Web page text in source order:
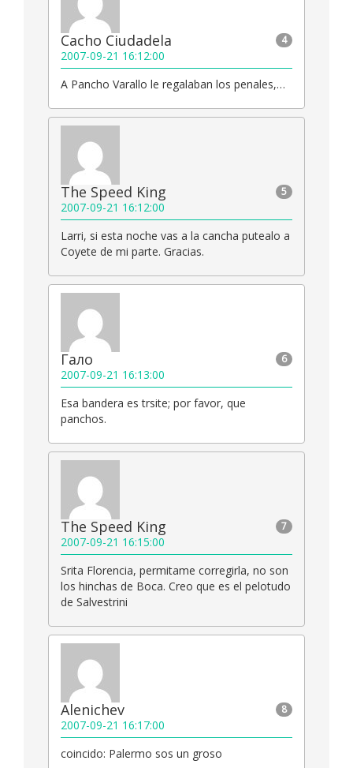
4
Cacho Ciudadela
2007-09-21 16:12:00
A Pancho Varallo le regalaban los penales,…
5
The Speed King
2007-09-21 16:12:00
Larri, si esta noche vas a la cancha putealo a
Coyete de mi parte. Gracias.
6
Гало
2007-09-21 16:13:00
Esa bandera es trsite; por favor, que
panchos.
7
The Speed King
2007-09-21 16:15:00
Srita Florencia, permitame corregirla, no son
los hinchas de Boca. Creo que es el pelotudo
de Salvestrini
8
Alenichev
2007-09-21 16:17:00
coincido: Palermo sos un groso